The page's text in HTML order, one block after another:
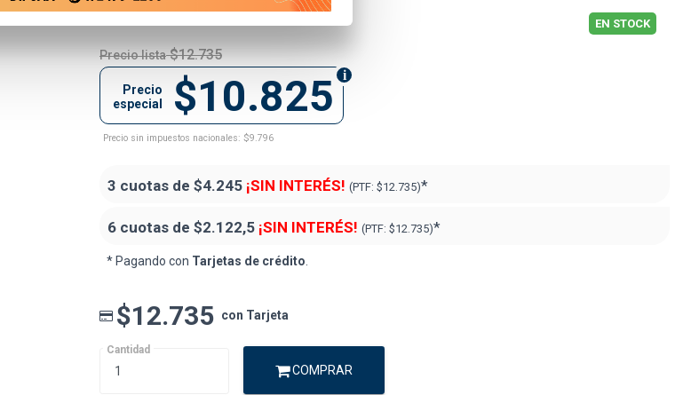
EN STOCK
Precio lista $12.735
$10.825
Precio
especial
Precio sin impuestos nacionales: $9.796
3 cuotas de $4.245 ¡SIN INTERÉS! (PTF: $12.735)*
6 cuotas de $2.122,5 ¡SIN INTERÉS! (PTF: $12.735)*
* Pagando con Tarjetas de crédito
$12.735 con Tarjeta
Cantidad
COMPRAR